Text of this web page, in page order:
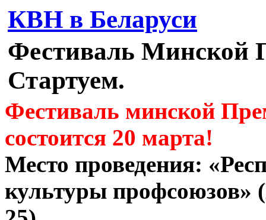
КВН в Беларуси
Фестиваль Минской
Стартуем.
Фестиваль минской
состоится 20 марта!
Место проведения:
культуры профсоюзов»